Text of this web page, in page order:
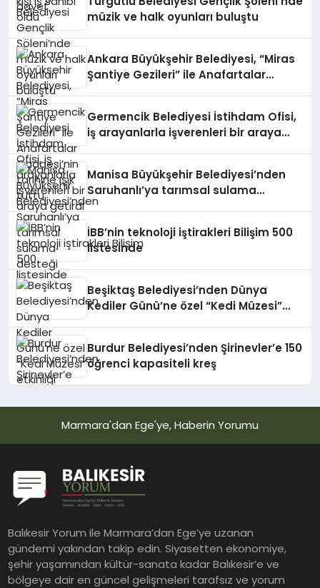
müzik ve halk oyunları buluştu
Ankara Büyükşehir Belediyesi, “Miras
Şantiye Gezileri” ile Anafartalar
Germencik Belediyesi İstihdam Ofisi,
iş arayanlarla işverenleri bir araya
Manisa Büyükşehir Belediyesi’nden
Saruhanlı’ya tarımsal sulama
desteği
İBB’nin teknoloji iştirakleri Bilişim 500
listesinde
Beşiktaş Belediyesi’nden Dünya
Kediler Günü’ne özel “Kedi Müzesi”
Burdur Belediyesi’nden Şirinevler’e 150
öğrenci kapasiteli kreş
Marmara'dan Ege'ye, Haberin Yorumu
Balıkesir Yorum ile Marmara’dan Ege’ye uzanan
gündemi yakından takip edin. Siyasetten ekonomiye,
şehir yaşamından kültür-sanata kadar Balıkesir’e ve
bölgeye dair en güncel gelişmeleri tarafsız ve yorum